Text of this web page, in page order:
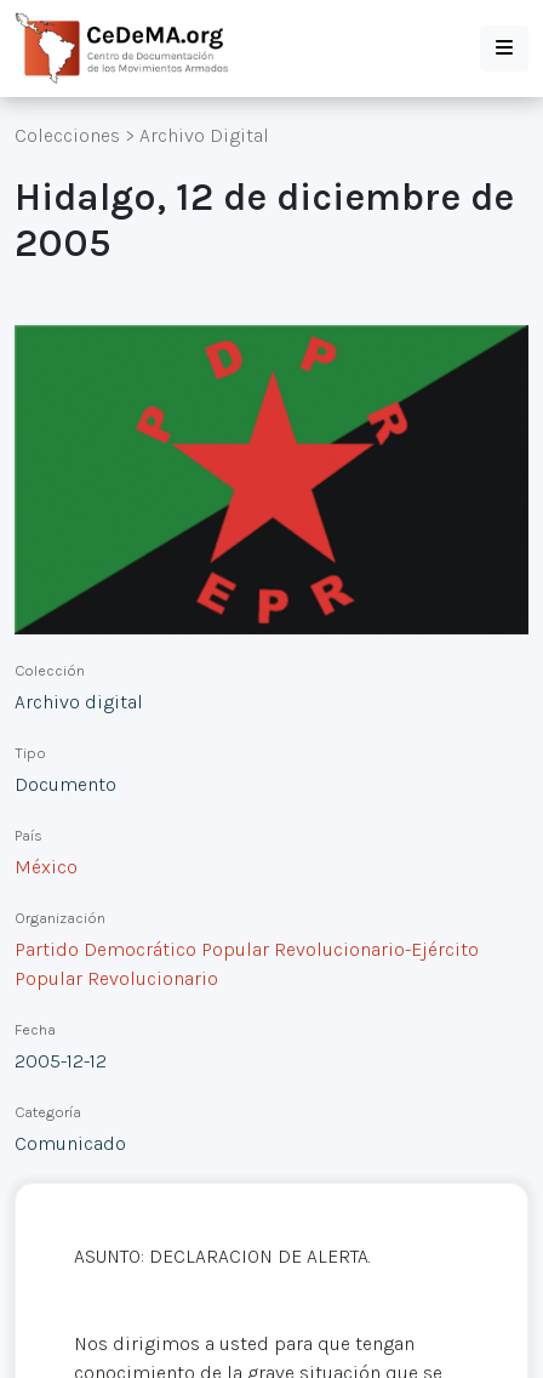
Colecciones > Archivo Digital
Hidalgo, 12 de diciembre de
2005
Colección
Archivo digital
Tipo
Documento
País
México
Organización
Partido Democrático Popular Revolucionario-Ejército
Popular Revolucionario
Fecha
2005-12-12
Categoría
Comunicado
ASUNTO: DECLARACION DE ALERTA.
Nos dirigimos a usted para que tengan
conocimiento de la grave situación que se